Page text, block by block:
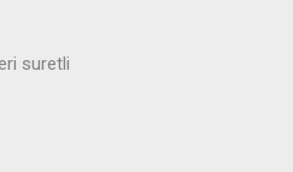
suretli